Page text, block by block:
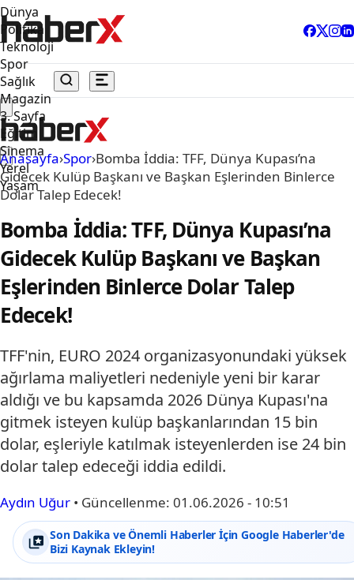
Dünya
Politika
Teknoloji
Spor
Sağlık
Magazin
3. Sayfa
Eğitim
Sinema
Yerel
Yaşam
Anasayfa›Spor›Bomba İddia: TFF, Dünya Kupası’na
Gidecek Kulüp Başkanı ve Başkan Eşlerinden Binlerce
Dolar Talep Edecek!
Bomba İddia: TFF, Dünya Kupası’na
Gidecek Kulüp Başkanı ve Başkan
Eşlerinden Binlerce Dolar Talep
Edecek!
TFF'nin, EURO 2024 organizasyonundaki yüksek
ağırlama maliyetleri nedeniyle yeni bir karar
aldığı ve bu kapsamda 2026 Dünya Kupası'na
gitmek isteyen kulüp başkanlarından 15 bin
dolar, eşleriyle katılmak isteyenlerden ise 24 bin
dolar talep edeceği iddia edildi.
Aydın Uğur • Güncellenme: 01.06.2026 - 10:51
Son Dakika ve Önemli Haberler İçin Google Haberler'de
Bizi Kaynak Ekleyin!